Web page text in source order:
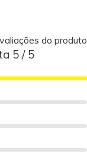
do produto
5 / 5